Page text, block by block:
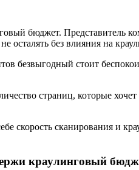
бюджет.
осталять без влияния на
безвыгодный стоит
страниц, которые
скорость сканирования и
краулинговый